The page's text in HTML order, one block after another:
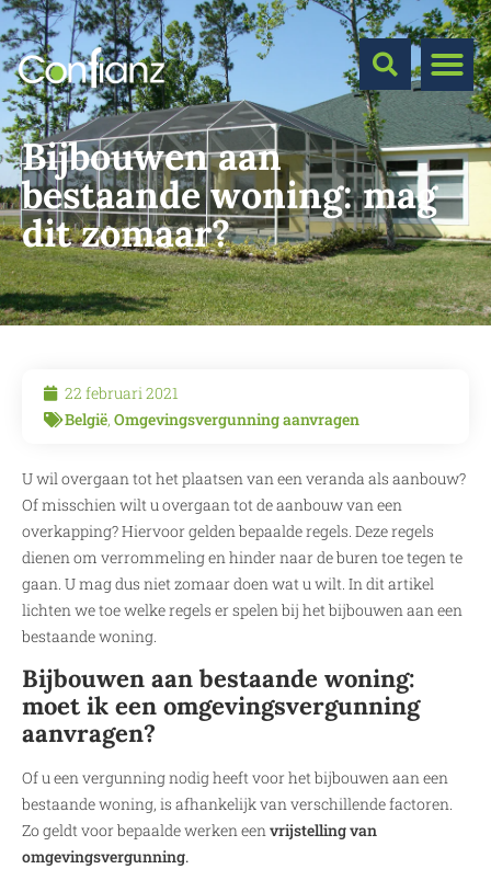
Bijbouwen aan
bestaande woning: mag
dit zomaar?
22 februari 2021
België, Omgevingsvergunning aanvragen
U wil overgaan tot het plaatsen van een veranda als aanbouw?
Of misschien wilt u overgaan tot de aanbouw van een
overkapping? Hiervoor gelden bepaalde regels. Deze regels
dienen om verrommeling en hinder naar de buren toe tegen te
gaan. U mag dus niet zomaar doen wat u wilt. In dit artikel
lichten we toe welke regels er spelen bij het bijbouwen aan een
bestaande woning.
Bijbouwen aan bestaande woning:
moet ik een omgevingsvergunning
aanvragen?
Of u een vergunning nodig heeft voor het bijbouwen aan een
bestaande woning, is afhankelijk van verschillende factoren.
Zo geldt voor bepaalde werken eenvrijstelling van
omgevingsvergunning.